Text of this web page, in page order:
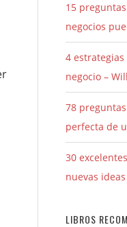
15
negocios
4
negocio –
78
perfecta de
30
nuevas ideas
LIBROS